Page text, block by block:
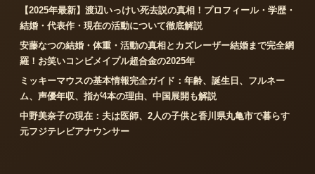
【2025年最新】渡辺いっけい死去説の真相！プロフィール・学歴・
結婚・代表作・現在の活動について徹底解説
安藤なつの結婚・体重・活動の真相とカズレーザー結婚まで完全網
羅！お笑いコンビメイプル超合金の2025年
ミッキーマウスの基本情報完全ガイド：年齢、誕生日、フルネー
ム、声優年収、指が4本の理由、中国展開も解説
中野美奈子の現在：夫は医師、2人の子供と香川県丸亀市で暮らす
元フジテレビアナウンサー